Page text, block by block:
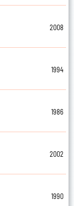
2008
1994
1986
2002
1990